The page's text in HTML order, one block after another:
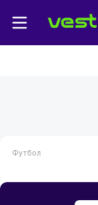
Футбол